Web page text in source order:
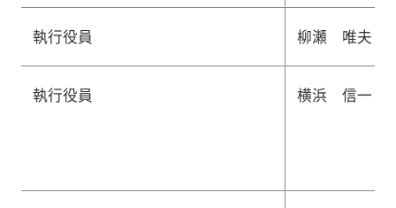
執行役員 柳瀬 唯夫
執行役員 横浜 信一